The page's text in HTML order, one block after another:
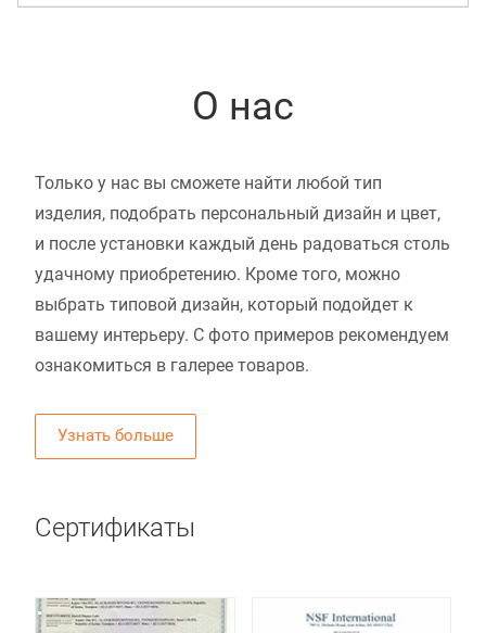
О нас
Только у нас вы сможете найти любой тип
изделия, подобрать персональный дизайн и цвет,
и после установки каждый день радоваться столь
удачному приобретению. Кроме того, можно
выбрать типовой дизайн, который подойдет к
вашему интерьеру. С фото примеров рекомендуем
ознакомиться в галерее товаров.
Узнать больше
Сертификаты